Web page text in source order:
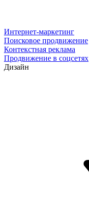
Интернет-маркетинг
Поисковое продвижение
Контекстная реклама
Продвижение в соцсетях
Дизайн